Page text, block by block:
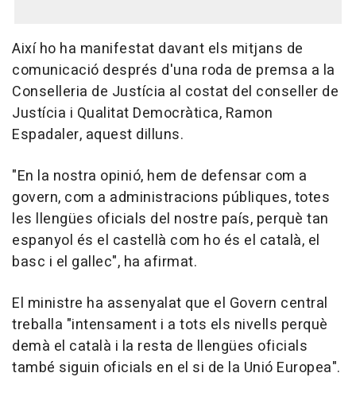
Així ho ha manifestat davant els mitjans de
comunicació després d'una roda de premsa a la
Conselleria de Justícia al costat del conseller de
Justícia i Qualitat Democràtica, Ramon
Espadaler, aquest dilluns.
"En la nostra opinió, hem de defensar com a
govern, com a administracions públiques, totes
les llengües oficials del nostre país, perquè tan
espanyol és el castellà com ho és el català, el
basc i el gallec", ha afirmat.
El ministre ha assenyalat que el Govern central
treballa "intensament i a tots els nivells perquè
demà el català i la resta de llengües oficials
també siguin oficials en el si de la Unió Europea".